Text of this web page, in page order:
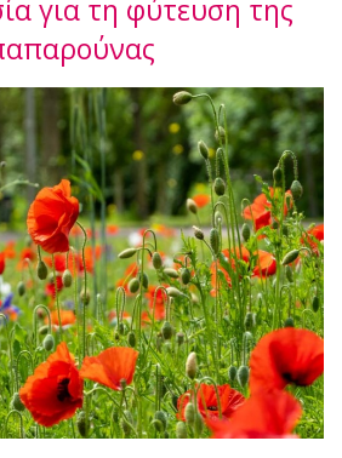
για τη φύτευση της